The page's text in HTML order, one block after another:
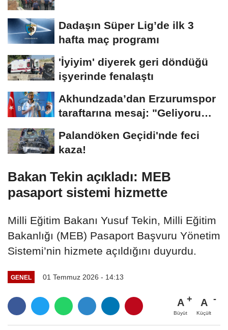
Dadaşın Süper Lig’de ilk 3
hafta maç programı
'İyiyim' diyerek geri döndüğü
işyerinde fenalaştı
Akhundzada’dan Erzurumspor
taraftarına mesaj: "Geliyorum
Palandöken Geçidi'nde feci
kaza!
Bakan Tekin açıkladı: MEB
pasaport sistemi hizmette
Milli Eğitim Bakanı Yusuf Tekin, Milli Eğitim
Bakanlığı (MEB) Pasaport Başvuru Yönetim
Sistemi’nin hizmete açıldığını duyurdu.
GENEL 01 Temmuz 2026 - 14:13
A
Büyüt
A
Küçült